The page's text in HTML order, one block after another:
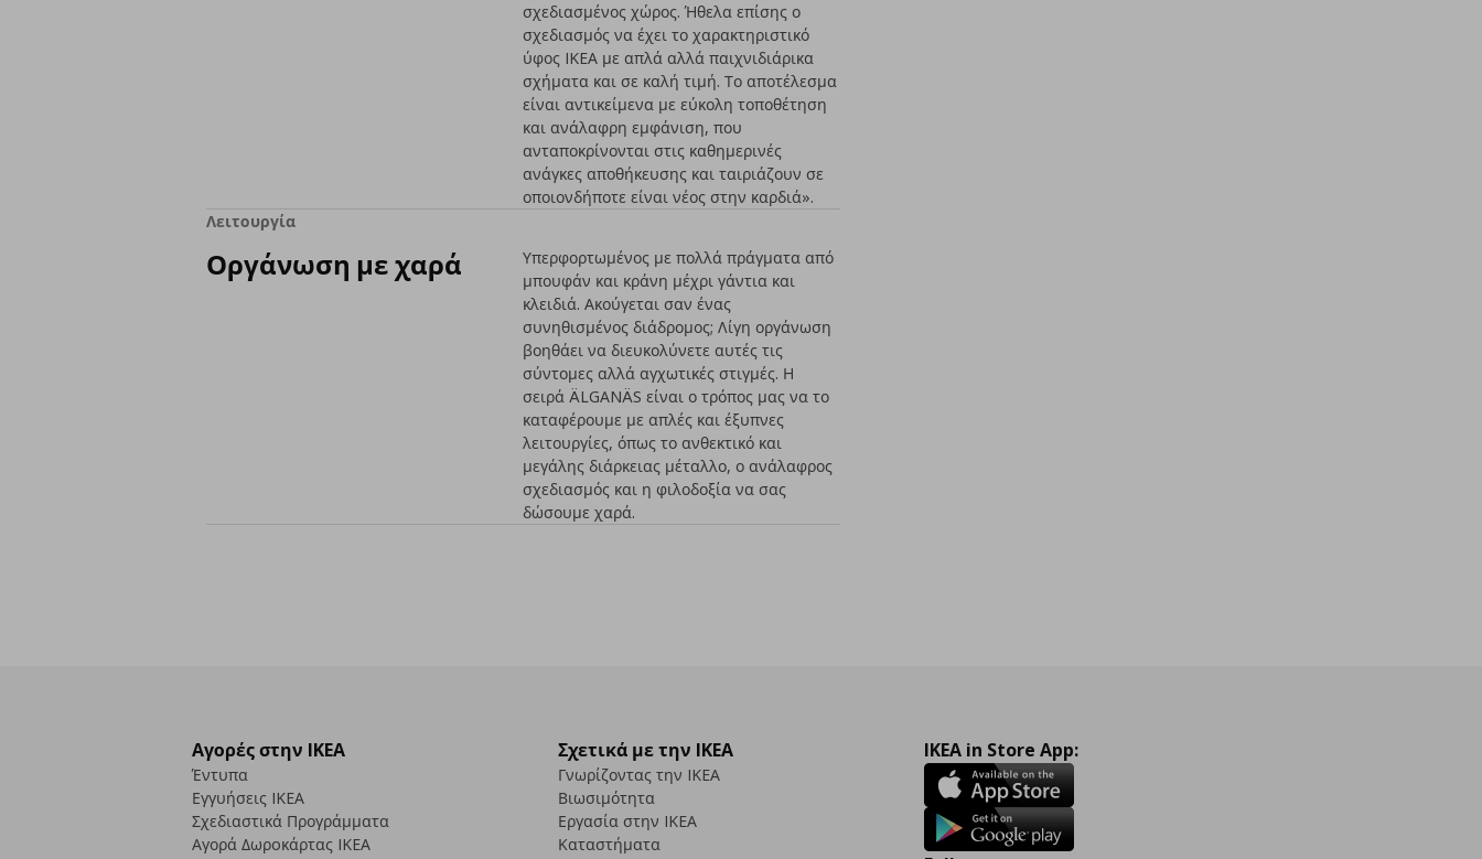
σχεδιασμένος χώρος. Ήθελα επίσης ο
σχεδιασμός να έχει το χαρακτηριστικό
ύφος IKEA με απλά αλλά παιχνιδιάρικα
σχήματα και σε καλή τιμή. Το αποτέλεσμα
είναι αντικείμενα με εύκολη τοποθέτηση
και ανάλαφρη εμφάνιση, που
ανταποκρίνονται στις καθημερινές
ανάγκες αποθήκευσης και ταιριάζουν σε
οποιονδήποτε είναι νέος στην καρδιά».
Λειτουργία
Οργάνωση με χαρά
Υπερφορτωμένος με πολλά πράγματα από
μπουφάν και κράνη μέχρι γάντια και
κλειδιά. Ακούγεται σαν ένας
συνηθισμένος διάδρομος; Λίγη οργάνωση
βοηθάει να διευκολύνετε αυτές τις
σύντομες αλλά αγχωτικές στιγμές. Η
σειρά ÄLGANÄS είναι ο τρόπος μας να το
καταφέρουμε με απλές και έξυπνες
λειτουργίες, όπως το ανθεκτικό και
μεγάλης διάρκειας μέταλλο, ο ανάλαφρος
σχεδιασμός και η φιλοδοξία να σας
δώσουμε χαρά.
Αγορές στην IKEA
Έντυπα
Εγγυήσεις IKEA
Σχεδιαστικά Προγράμματα
Αγορά Δωρoκάρτας IKEA
Σχετικά με την IKEA
Γνωρίζοντας την IKEA
Βιωσιμότητα
Εργασία στην IKEA
Καταστήματα
IKEA in Store App: